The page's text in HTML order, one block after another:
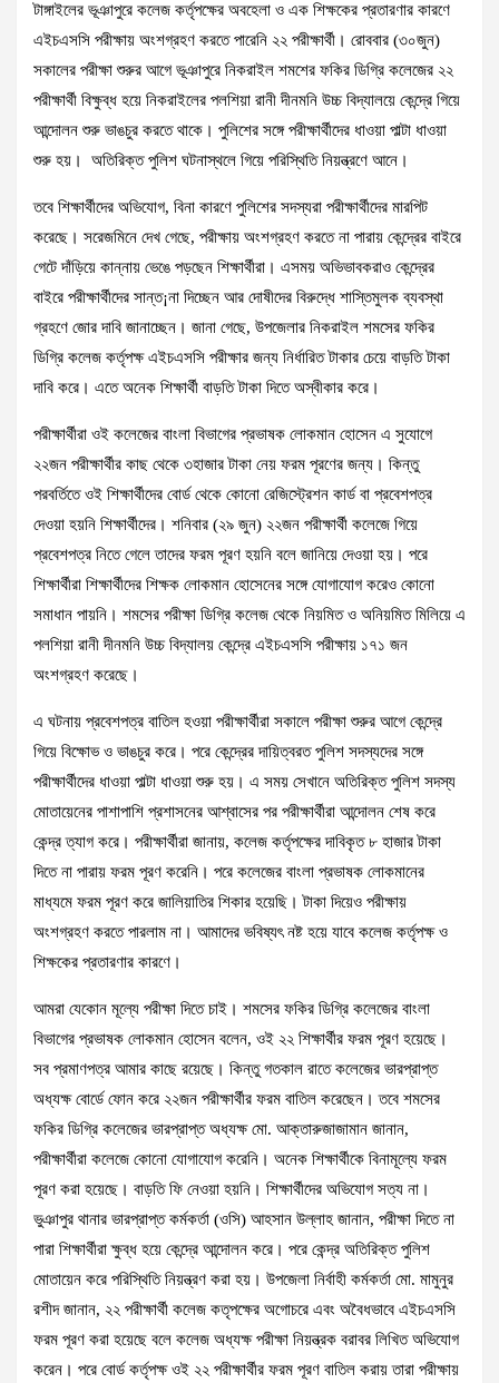
টাঙ্গাইলের ভূঞাপুরে কলেজ কর্তৃপক্ষের অবহেলা ও এক শিক্ষকের প্রতারণার কারণে
এইচএসসি পরীক্ষায় অংশগ্রহণ করতে পারেনি ২২ পরীক্ষার্থী। রোববার (৩০জুন)
সকালের পরীক্ষা শুরুর আগে ভূঞাপুরে নিকরাইল শমশের ফকির ডিগ্রি কলেজের ২২
পরীক্ষার্থী বিক্ষুব্ধ হয়ে নিকরাইলের পলশিয়া রানী দীনমনি উচ্চ বিদ্যালয়ে কেন্দ্রে গিয়ে
আন্দোলন শুরু ভাঙচুর করতে থাকে। পুলিশের সঙ্গে পরীক্ষার্থীদের ধাওয়া পাল্টা ধাওয়া
শুরু হয়। অতিরিক্ত পুলিশ ঘটনাস্থলে গিয়ে পরিস্থিতি নিয়ন্ত্রণে আনে।
তবে শিক্ষার্থীদের অভিযোগ, বিনা কারণে পুলিশের সদস্যরা পরীক্ষার্থীদের মারপিট
করেছে। সরেজমিনে দেখ গেছে, পরীক্ষায় অংশগ্রহণ করতে না পারায় কেন্দ্রের বাইরে
গেটে দাঁড়িয়ে কান্নায় ভেঙে পড়ছেন শিক্ষার্থীরা। এসময় অভিভাবকরাও কেন্দ্রের
বাইরে পরীক্ষার্থীদের সান্ত¡না দিচ্ছেন আর দোষীদের বিরুদ্ধে শাস্তিমুলক ব্যবস্থা
গ্রহণে জোর দাবি জানাচ্ছেন। জানা গেছে, উপজেলার নিকরাইল শমসের ফকির
ডিগ্রি কলেজ কর্তৃপক্ষ এইচএসসি পরীক্ষার জন্য নির্ধারিত টাকার চেয়ে বাড়তি টাকা
দাবি করে। এতে অনেক শিক্ষার্থী বাড়তি টাকা দিতে অস্বীকার করে।
পরীক্ষার্থীরা ওই কলেজের বাংলা বিভাগের প্রভাষক লোকমান হোসেন এ সুযোগে
২২জন পরীক্ষার্থীর কাছ থেকে ৩হাজার টাকা নেয় ফরম পূরণের জন্য। কিন্তু
পরবর্তিতে ওই শিক্ষার্থীদের বোর্ড থেকে কোনো রেজিস্ট্রেশন কার্ড বা প্রবেশপত্র
দেওয়া হয়নি শিক্ষার্থীদের। শনিবার (২৯ জুন) ২২জন পরীক্ষার্থী কলেজে গিয়ে
প্রবেশপত্র নিতে গেলে তাদের ফরম পূরণ হয়নি বলে জানিয়ে দেওয়া হয়। পরে
শিক্ষার্থীরা শিক্ষার্থীদের শিক্ষক লোকমান হোসেনের সঙ্গে যোগাযোগ করেও কোনো
সমাধান পায়নি। শমসের পরীক্ষা ডিগ্রি কলেজ থেকে নিয়মিত ও অনিয়মিত মিলিয়ে এ
পলশিয়া রানী দীনমনি উচ্চ বিদ্যালয় কেন্দ্রে এইচএসসি পরীক্ষায় ১৭১ জন
অংশগ্রহণ করেছে।
এ ঘটনায় প্রবেশপত্র বাতিল হওয়া পরীক্ষার্থীরা সকালে পরীক্ষা শুরুর আগে কেন্দ্রে
গিয়ে বিক্ষোভ ও ভাঙচুর করে। পরে কেন্দ্রের দায়িত্বরত পুলিশ সদস্যদের সঙ্গে
পরীক্ষার্থীদের ধাওয়া পাল্টা ধাওয়া শুরু হয়। এ সময় সেখানে অতিরিক্ত পুলিশ সদস্য
মোতায়েনের পাশাপাশি প্রশাসনের আশ্বাসের পর পরীক্ষার্থীরা আন্দোলন শেষ করে
কেন্দ্র ত্যাগ করে। পরীক্ষার্থীরা জানায়, কলেজ কর্তৃপক্ষের দাবিকৃত ৮ হাজার টাকা
দিতে না পারায় ফরম পূরণ করেনি। পরে কলেজের বাংলা প্রভাষক লোকমানের
মাধ্যমে ফরম পূরণ করে জালিয়াতির শিকার হয়েছি। টাকা দিয়েও পরীক্ষায়
অংশগ্রহণ করতে পারলাম না। আমাদের ভবিষ্যৎ নষ্ট হয়ে যাবে কলেজ কর্তৃপক্ষ ও
শিক্ষকের প্রতারণার কারণে।
আমরা যেকোন মূল্যে পরীক্ষা দিতে চাই। শমসের ফকির ডিগ্রি কলেজের বাংলা
বিভাগের প্রভাষক লোকমান হোসেন বলেন, ওই ২২ শিক্ষার্থীর ফরম পূরণ হয়েছে।
সব প্রমাণপত্র আমার কাছে রয়েছে। কিন্তু গতকাল রাতে কলেজের ভারপ্রাপ্ত
অধ্যক্ষ বোর্ডে ফোন করে ২২জন পরীক্ষার্থীর ফরম বাতিল করেছেন। তবে শমসের
ফকির ডিগ্রি কলেজের ভারপ্রাপ্ত অধ্যক্ষ মো. আক্তারুজাজামান জানান,
পরীক্ষার্থীরা কলেজে কোনো যোগাযোগ করেনি। অনেক শিক্ষার্থীকে বিনামূল্যে ফরম
পূরণ করা হয়েছে। বাড়তি ফি নেওয়া হয়নি। শিক্ষার্থীদের অভিযোগ সত্য না।
ভুঞাপুর থানার ভারপ্রাপ্ত কর্মকর্তা (ওসি) আহসান উল্লাহ জানান, পরীক্ষা দিতে না
পারা শিক্ষার্থীরা ক্ষুব্ধ হয়ে কেন্দ্রে আন্দোলন করে। পরে কেন্দ্র অতিরিক্ত পুলিশ
মোতায়েন করে পরিস্থিতি নিয়ন্ত্রণ করা হয়। উপজেলা নির্বাহী কর্মকর্তা মো. মামুনুর
রশীদ জানান, ২২ পরীক্ষার্থী কলেজ কতৃপক্ষের অগোচরে এবং অবৈধভাবে এইচএসসি
ফরম পূরণ করা হয়েছে বলে কলেজ অধ্যক্ষ পরীক্ষা নিয়ন্ত্রক বরাবর লিখিত অভিযোগ
করেন। পরে বোর্ড কর্তৃপক্ষ ওই ২২ পরীক্ষার্থীর ফরম পূরণ বাতিল করায় তারা পরীক্ষায়